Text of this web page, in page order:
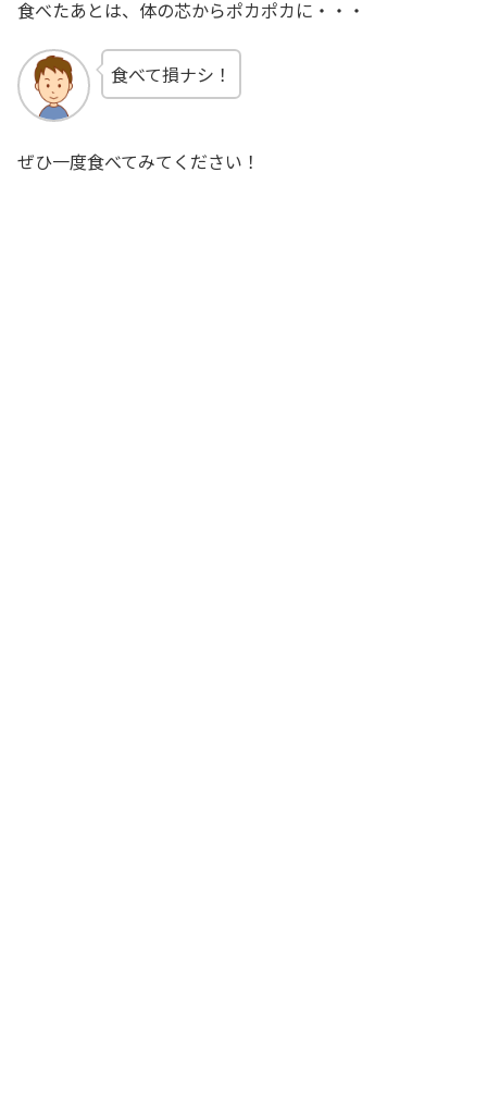
食べたあとは、体の芯からポカポカに・・・
食べて損ナシ！
ぜひ一度食べてみてください！